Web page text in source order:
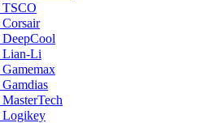
کیس TSCO
کیس Corsair
کیس DeepCool
کیس Lian-Li
کیس Gamemax
کیس Gamdias
کیس MasterTech
کیس Logikey